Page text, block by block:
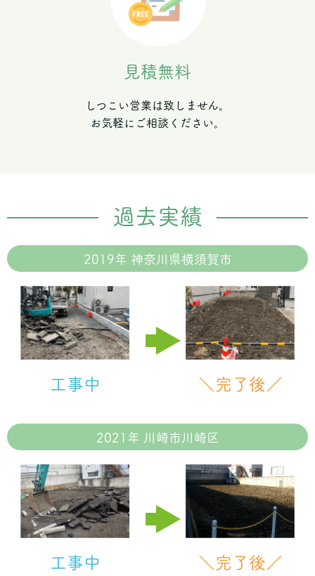
見積無料
しつこい営業は致しません。
お気軽にご相談ください。
過去実績
2019年 神奈川県横須賀市
工事中 ＼完了後／
2021年 川崎市川崎区
工事中 ＼完了後／